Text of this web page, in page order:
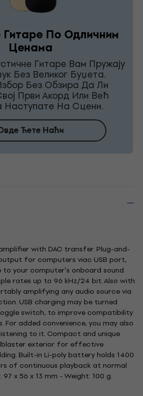
Гитаре По Одличним
Ценама
Гитаре Вам Пружају
Без Великог Буџета.
Без Обзира Да Ли
Први Акорд Или Већ
Наступате На Сцени.
Ћете Наћи
with DAC transfer. Plug-and-
for computers viac USB port,
your computer's onboard sound
rates up to 96 kHz/24 bit. Also with
amplifying any audio source via
USB charging may be turned
switch, to improve compatibility
added convenience, you may also
to it. Compact and unique
exterior for effective
Built-in Li-poly battery holds 1400
of continuous playback at normal
97 x 56 x 13 mm - Weight: 100 g.